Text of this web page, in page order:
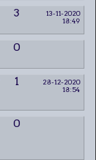
3
13-11-2020
18:49
0
1
28-12-2020
18:54
0